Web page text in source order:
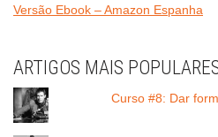
Versão Ebook – Amazon Espanha
ARTIGOS MAIS
Curso #8: Dar